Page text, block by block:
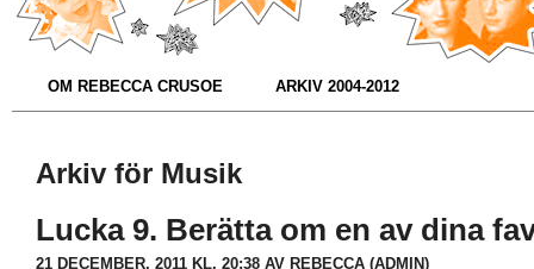
OM REBECCA CRUSOE ARKIV 2004-2012
Arkiv för Musik
Lucka 9. Berätta om en av dina
21 DECEMBER, 2011 KL. 20:38 AV REBECCA (ADMIN)